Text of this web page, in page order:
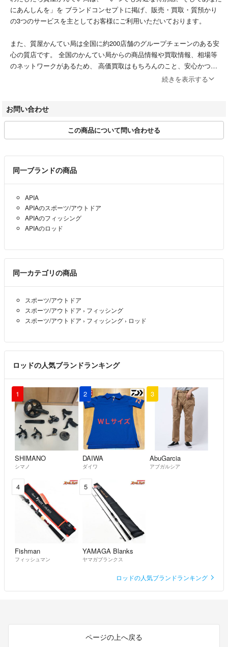
にあんしんを」を ブランドコンセプトに掲げ、販売・買取・質預かり
の3つのサービスを主としてお客様にご利用いただいております。
また、質屋かんてい局は全国に約200店舗のグループチェーンのある安
心の質店です。 全国のかんてい局からの商品情報や買取情報、相場等
のネットワークがあるため、 高価買取はもちろんのこと、安心かつお
取・販売は質屋かんてい局熊本（上水前寺店、南高江店、飛田店、南熊
本店）を是非ご利用ください。
TEL：096-384-3700
かんてい局飛田店
TEL：096-346-5010
TEL：096-372-5111
▼特商法
https://fril.jp/ts/official/law/eiw/
▼返品特約
https://fril.jp/ts/official/law/eiw/#return_policy
続きを表示する
お問い合わせ
この商品について問い合わせる
同一ブランドの商品
APIA
APIAのスポーツ/アウトドア
APIAのフィッシング
APIAのロッド
同一カテゴリの商品
スポーツ/アウトドア
スポーツ/アウトドア › フィッシング
スポーツ/アウトドア › フィッシング › ロッド
ロッドの人気ブランドランキング
1
SHIMANO
シマノ
2
DAIWA
ダイワ
3
AbuGarcia
アブガルシア
4
Fishman
フィッシュマン
5
YAMAGA Blanks
ヤマガブランクス
ロッドの人気ブランドランキング
ページの上へ戻る